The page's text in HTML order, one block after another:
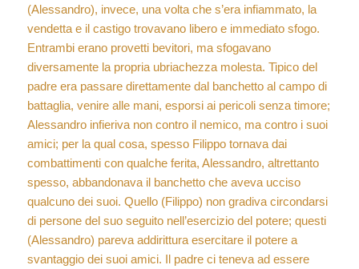
(Alessandro), invece, una volta che s’era infiammato, la
vendetta e il castigo trovavano libero e immediato sfogo.
Entrambi erano provetti bevitori, ma sfogavano
diversamente la propria ubriachezza molesta. Tipico del
padre era passare direttamente dal banchetto al campo di
battaglia, venire alle mani, esporsi ai pericoli senza timore;
Alessandro infieriva non contro il nemico, ma contro i suoi
amici; per la qual cosa, spesso Filippo tornava dai
combattimenti con qualche ferita, Alessandro, altrettanto
spesso, abbandonava il banchetto che aveva ucciso
qualcuno dei suoi. Quello (Filippo) non gradiva circondarsi
di persone del suo seguito nell’esercizio del potere; questi
(Alessandro) pareva addirittura esercitare il potere a
svantaggio dei suoi amici. Il padre ci teneva ad essere